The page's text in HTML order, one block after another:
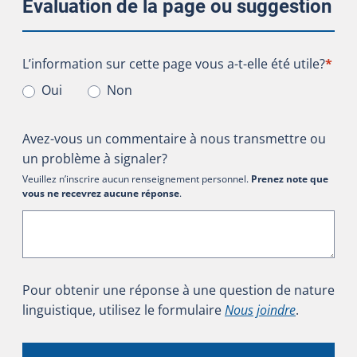
Évaluation de la page ou suggestion
L’information sur cette page vous a-t-elle été utile?
L’information sur cette page vous a-t-elle été utile?*
Oui
Non
Avez-vous un commentaire à nous transmettre ou
un problème à signaler?
Veuillez n’inscrire aucun renseignement personnel. Prenez note que
vous ne recevrez aucune réponse.
Pour obtenir une réponse à une question de nature
linguistique, utilisez le formulaireNous joindre.